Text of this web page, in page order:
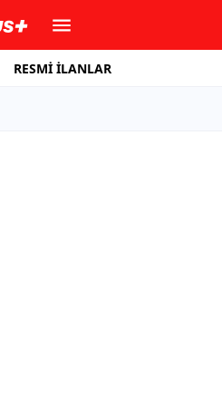
RESMİ İLANLAR